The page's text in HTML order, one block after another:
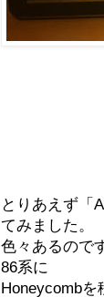
とりあえず「
てみました。
色々あるので
86系に
Honeycomb